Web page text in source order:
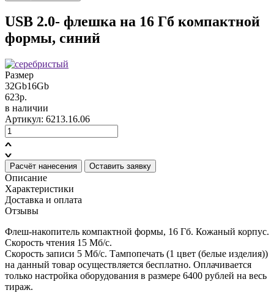
USB 2.0- флешка на 16 Гб компактной
формы, синий
Размер
32Gb16Gb
623р.
в наличии
Артикул: 6213.16.06
Расчёт нанесения Оставить заявку
Описание
Характеристики
Доставка и оплата
Отзывы
Флеш-накопитель компактной формы, 16 Гб. Кожаный корпус.
Cкорость чтения 15 Мб/с.
Скорость записи 5 Мб/с. Тампопечать (1 цвет (белые изделия))
на данный товар осуществляется бесплатно. Оплачивается
только настройка оборудования в размере 6400 рублей на весь
тираж.